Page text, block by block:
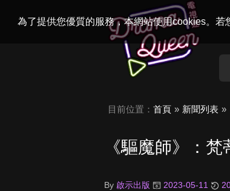
為了提供您優質的服務，本網站使用cookies。
目前位置： 首頁 新聞列表
《驅魔師》：
By 啟示出版 2023-05-11